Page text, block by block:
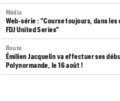
Média
Web-série : "Course toujours, dans les
FDJ United Series"
Route
Émilien Jacquelin va effectuer ses
Polynormande, le 16 août !